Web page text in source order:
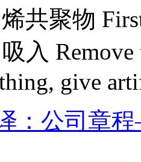
共聚物
入
give
：公司章